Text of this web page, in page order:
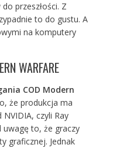
przeszłości. Z
to do gustu. A
na komputery
WARFARE
COD Modern
że produkcja ma
czyli Ray
uwagę to, że graczy
graficznej. Jednak